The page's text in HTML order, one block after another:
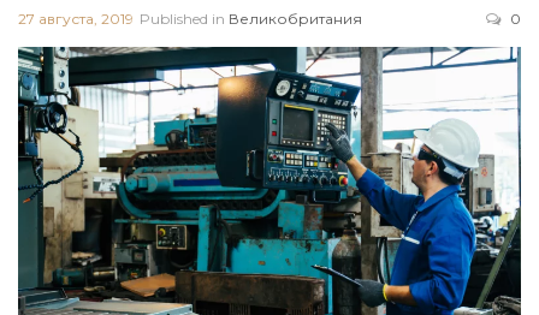
27 августа, 2019 Published in Великобритания 0